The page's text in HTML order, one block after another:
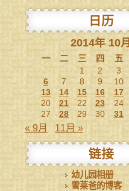
日历
2014年 10月
一 二 三 四 五
1
2 3
6
7 8 9 10
13
14 15 16 17
20
21 22 23 24
27
28 29 30 31
« 9月 11月 »
链接
幼儿园相册
雪莱爸的博客